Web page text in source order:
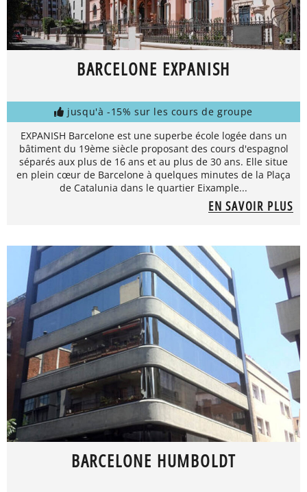
BARCELONE EXPANISH
jusqu'à -15% sur les cours de groupe
EXPANISH Barcelone est une superbe école logée dans un
bâtiment du 19ème siècle proposant des cours d'espagnol
séparés aux plus de 16 ans et au plus de 30 ans. Elle situe
en plein cœur de Barcelone à quelques minutes de la Plaça
de Catalunia dans le quartier Eixample...
EN SAVOIR PLUS
BARCELONE HUMBOLDT